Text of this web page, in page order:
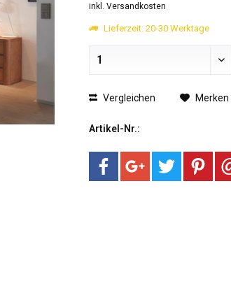
inkl. Versandkosten
Lieferzeit: 20-30 Werktage
Vergleichen Merken
Artikel-Nr.: